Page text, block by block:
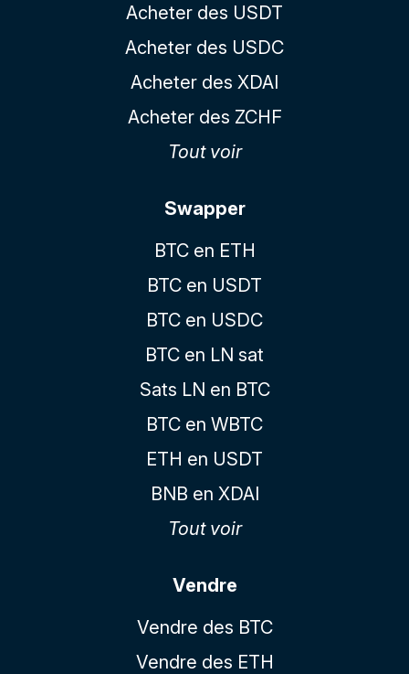
Acheter des USDT
Acheter des USDC
Acheter des XDAI
Acheter des ZCHF
Tout voir
Swapper
BTC en ETH
BTC en USDT
BTC en USDC
BTC en LN sat
Sats LN en BTC
BTC en WBTC
ETH en USDT
BNB en XDAI
Tout voir
Vendre
Vendre des BTC
Vendre des ETH